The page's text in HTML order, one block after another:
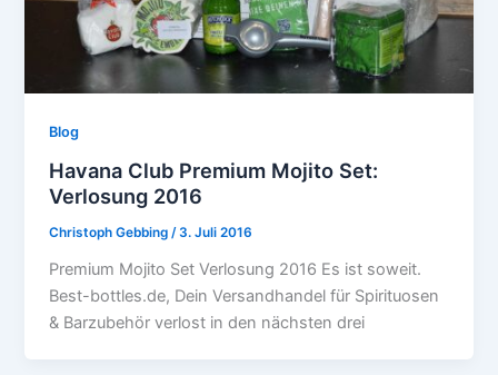
Blog
Havana Club Premium Mojito Set:
Verlosung 2016
Christoph Gebbing /3. Juli 2016
Premium Mojito Set Verlosung 2016 Es ist soweit.
Best-bottles.de, Dein Versandhandel für Spirituosen
& Barzubehör verlost in den nächsten drei